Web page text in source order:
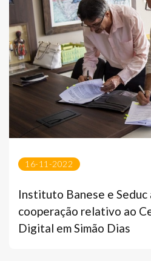
16-11-2022
Instituto Banese e Seduc
cooperação relativo ao
Digital em Simão Dias